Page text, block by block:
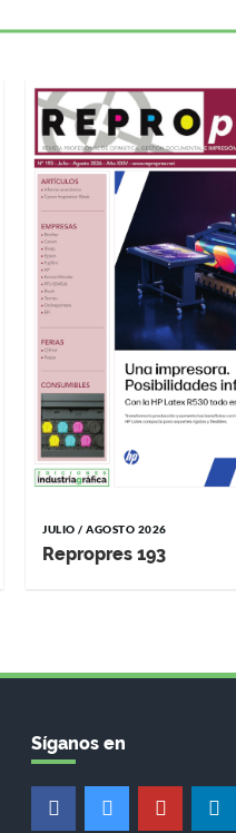
JULIO / AGOSTO 2026
Repropres 193
Síganos en